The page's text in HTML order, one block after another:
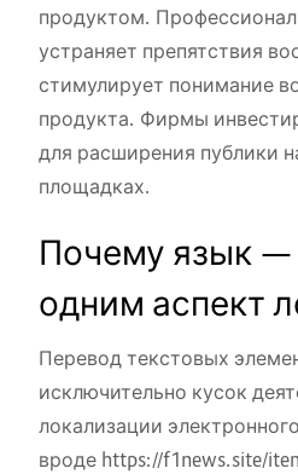
продуктом.
устраняет препятствия
стимулирует понимание
продукта. Фирмы
для расширения публики
площадках.
Почему язык —
одним аспект
Перевод текстовых
исключительно кусок
локализации
вроде https://f1news.site/